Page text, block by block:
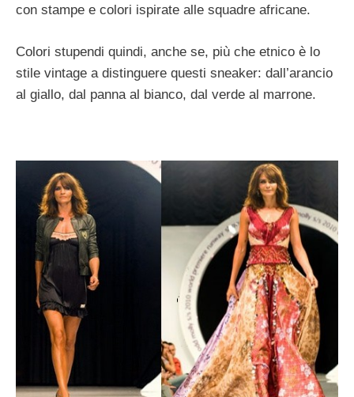
con stampe e colori ispirate alle squadre africane.
Colori stupendi quindi, anche se, più che etnico è lo
stile vintage a distinguere questi sneaker: dall’arancio
al giallo, dal panna al bianco, dal verde al marrone.